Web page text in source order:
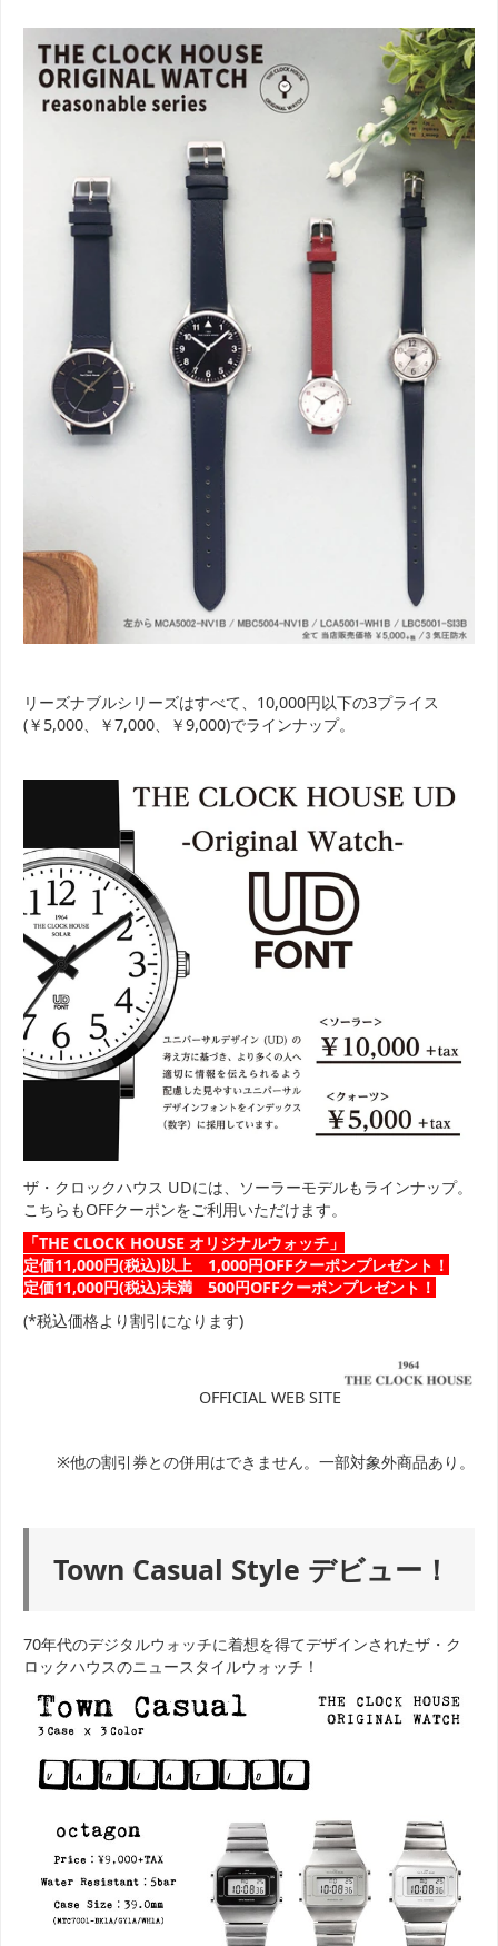
リーズナブルシリーズはすべて、10,000円以下の3プライス
(￥5,000、￥7,000、￥9,000)でラインナップ。
ザ・クロックハウス UDには、ソーラーモデルもラインナップ。
こちらもOFFクーポンをご利用いただけます。
「THE CLOCK HOUSE オリジナルウォッチ」
定価11,000円(税込)以上 1,000円OFFクーポンプレゼント！
定価11,000円(税込)未満 500円OFFクーポンプレゼント！
(*税込価格より割引になります)
OFFICIAL WEB SITE
※他の割引券との併用はできません。一部対象外商品あり。
Town Casual Style デビュー！
70年代のデジタルウォッチに着想を得てデザインされたザ・ク
ロックハウスのニュースタイルウォッチ！